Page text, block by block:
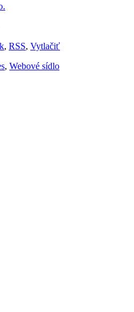
, RSS, Vytlačiť
, Webové sídlo